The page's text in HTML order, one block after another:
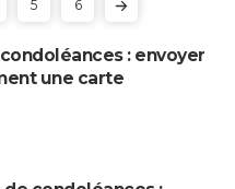
5 6
: envoyer
une carte